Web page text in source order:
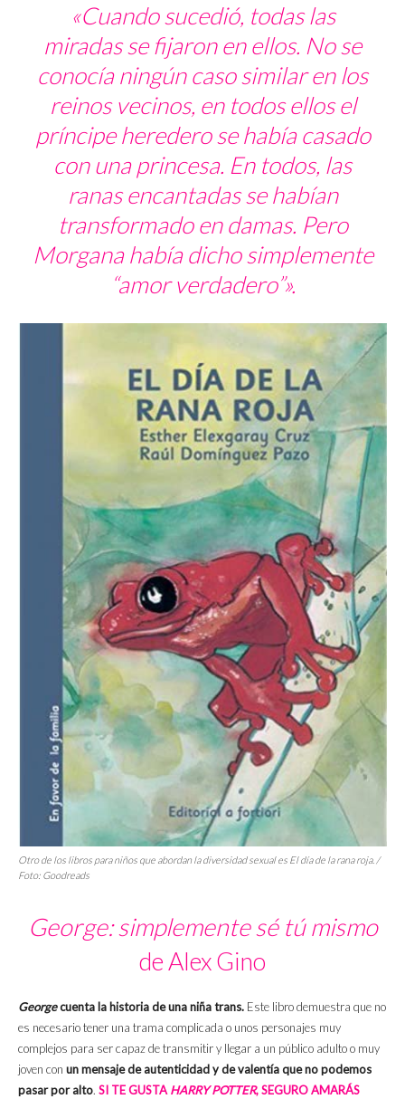
«Cuando sucedió, todas las
miradas se fijaron en ellos. No se
conocía ningún caso similar en los
reinos vecinos, en todos ellos el
príncipe heredero se había casado
con una princesa. En todos, las
ranas encantadas se habían
transformado en damas. Pero
Morgana había dicho simplemente
“amor verdadero”».
Otro de los libros para niños que abordan la diversidad sexual es El día de la rana roja. /
Foto: Goodreads
George: simplemente sé tú mismo
de Alex Gino
Georgecuenta la historia de una niña trans. Este libro demuestra que no
es necesario tener una trama complicada o unos personajes muy
complejos para ser capaz de transmitir y llegar a un público adulto o muy
joven con un mensaje de autenticidad y de valentía que no podemos
pasar por alto. SI TE GUSTAHARRY POTTER, SEGURO AMARÁS